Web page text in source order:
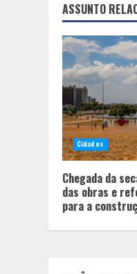
ASSUNTO
Cidades
Chegada da
das obras e
para a